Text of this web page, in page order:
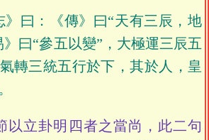
》曰：《傳》曰“天有三辰，地
曰“參五以變”，大極運三辰五
轉三統五行於下，其於人，皇
立卦明四者之當尚，此二句